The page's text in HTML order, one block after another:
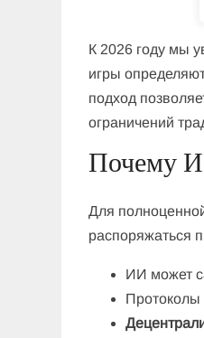
К 2026 году мы
игры
подход
ограничений
Почему
Для
распоряжаться
ИИ может
Протоколы